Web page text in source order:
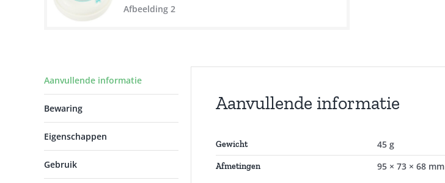
Aanvullende informatie
Bewaring
Eigenschappen
Gebruik
Aanvullende informatie
Gewicht 45 g
Afmetingen 95 × 73 × 68 mm